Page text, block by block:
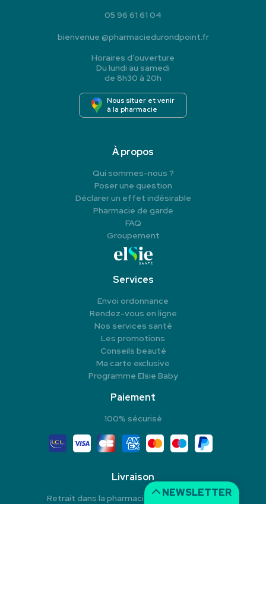
NEWSLETTER
05 96 61 61 04
bienvenue @pharmaciedurondpoint.fr
Horaires d’ouverture
Du lundi au samedi
de 8h30 à 20h
Nous situer et venir
à la pharmacie
À propos
Qui sommes-nous ?
Poser une question
Déclarer un effet indésirable
Pharmacie de garde
FAQ
Groupement
Services
Envoi ordonnance
Rendez-vous en ligne
Nos services santé
Les promotions
Conseils beauté
Ma carte exclusive
Programme Elsie Baby
Paiement
100% sécurisé
Livraison
Retrait dans la pharmacie en Click & Collect